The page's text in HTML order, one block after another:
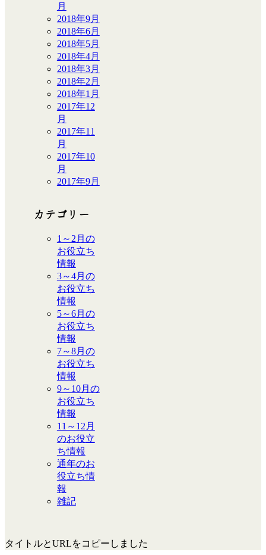
月
2018年9月
2018年6月
2018年5月
2018年4月
2018年3月
2018年2月
2018年1月
2017年12
月
2017年11
月
2017年10
月
2017年9月
カテゴリー
1～2月の
お役立ち
情報
3～4月の
お役立ち
情報
5～6月の
お役立ち
情報
7～8月の
お役立ち
情報
9～10月の
お役立ち
情報
11～12月
のお役立
ち情報
通年のお
役立ち情
報
雑記
タイトルとURLをコピーしました